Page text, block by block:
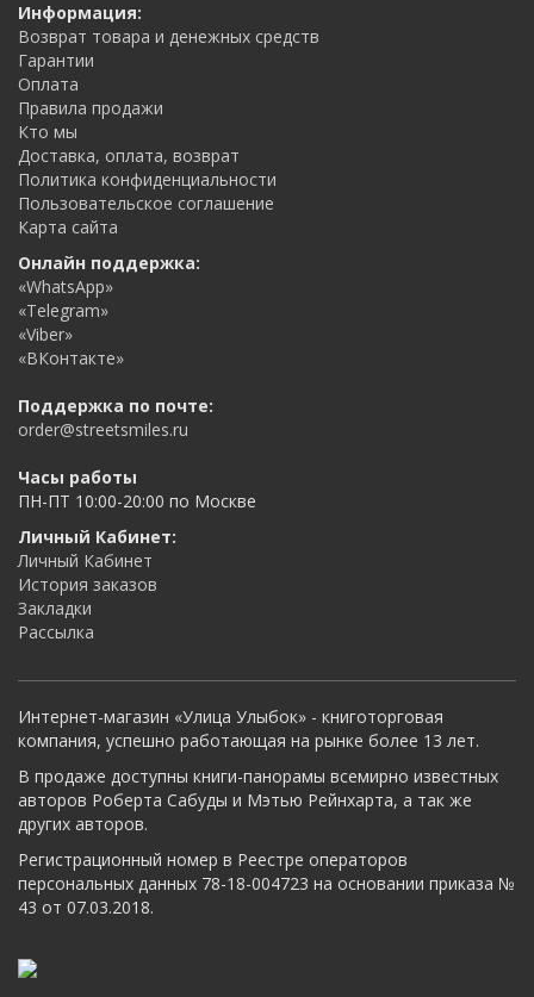
Информация:
Возврат товара и денежных средств
Гарантии
Оплата
Правила продажи
Кто мы
Доставка, оплата, возврат
Политика конфиденциальности
Пользовательское соглашение
Карта сайта
Онлайн поддержка:
«WhatsApp»
«Telegram»
«Viber»
«ВКонтакте»
Поддержка по почте:
order@streetsmiles.ru
Часы работы
ПН-ПТ 10:00-20:00 по Москве
Личный Кабинет:
Личный Кабинет
История заказов
Закладки
Рассылка
Интернет-магазин «Улица Улыбок» - книготорговая
компания, успешно работающая на рынке более 13 лет.
В продаже доступны книги-панорамы всемирно известных
авторов Роберта Сабуды и Мэтью Рейнхарта, а так же
других авторов.
Регистрационный номер в Реестре операторов
персональных данных 78-18-004723 на основании приказа №
43 от 07.03.2018.